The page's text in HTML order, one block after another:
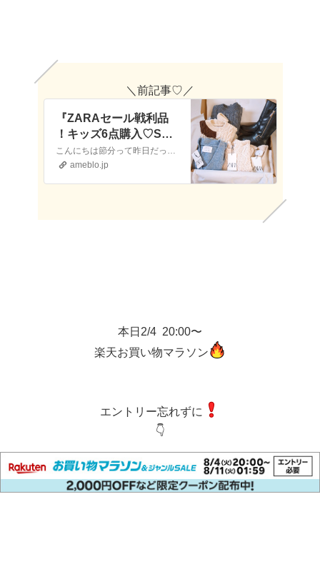
＼前記事♡／
『ZARAセール戦利品
！キッズ6点購入♡SES
TOスタダ20%OFF♡』こんにちは節分って昨日だったの？wみんな日曜日だからって前倒しでやってるのかと思ってたまぁ土日で行ってた旅行で恵方巻食べたからいっかwZARAの冬セールも終盤…
ameblo.jp
本日2/4 20:00〜
楽天お買い物マラソン
エントリー忘れずに
👇️